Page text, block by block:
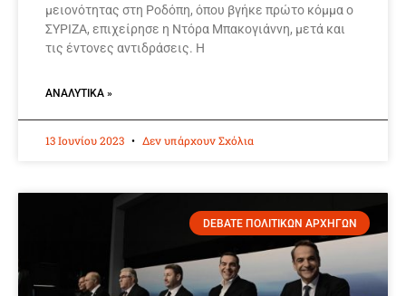
μειονότητας στη Ροδόπη, όπου βγήκε πρώτο κόμμα ο
ΣΥΡΙΖΑ, επιχείρησε η Ντόρα Μπακογιάννη, μετά και
τις έντονες αντιδράσεις. Η
ΑΝΑΛΥΤΙΚΆ »
13 Ιουνίου 2023 Δεν υπάρχουν Σχόλια
DEBATE ΠΟΛΙΤΙΚΩΝ ΑΡΧΗΓΩΝ